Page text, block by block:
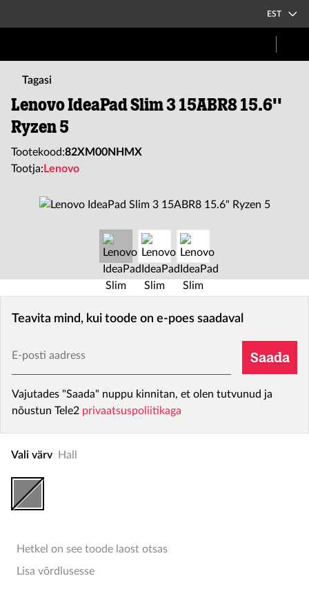
EST
Tagasi
Lenovo IdeaPad Slim 3 15ABR8 15.6''
Ryzen 5
Tootekood:82XM00NHMX
Tootja: Lenovo
Teavita mind, kui toode on e-poes saadaval
E-posti aadress
Saada
Vajutades "Saada" nuppu kinnitan, et olen tutvunud ja
nõustun Tele2 privaatsuspoliitikaga
Vali värv Hall
Hetkel on see toode laost otsas
Lisa võrdlusesse